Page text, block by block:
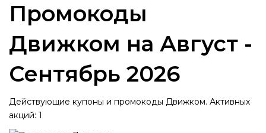
Промокоды
Движком на Август -
Сентябрь 2026
Действующие купоны и промокоды Движком. Активных
акций: 1